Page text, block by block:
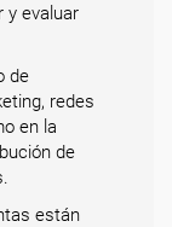
y evaluar
de
redes
en la
de
están